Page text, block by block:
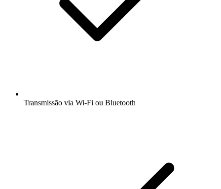
Transmissão via Wi-Fi ou Bluetooth